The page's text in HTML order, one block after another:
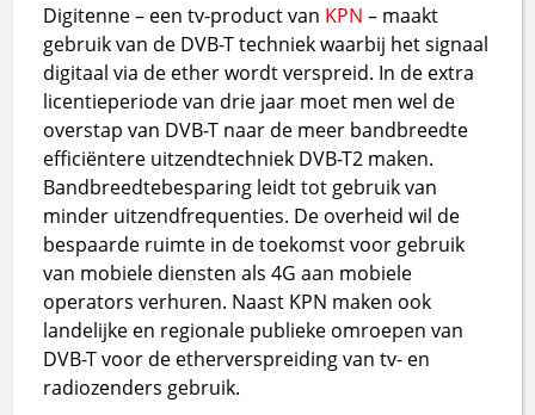
Digitenne – een tv-product van KPN – maakt
gebruik van de DVB-T techniek waarbij het signaal
digitaal via de ether wordt verspreid. In de extra
licentieperiode van drie jaar moet men wel de
overstap van DVB-T naar de meer bandbreedte
efficiëntere uitzendtechniek DVB-T2 maken.
Bandbreedtebesparing leidt tot gebruik van
minder uitzendfrequenties. De overheid wil de
bespaarde ruimte in de toekomst voor gebruik
van mobiele diensten als 4G aan mobiele
operators verhuren. Naast KPN maken ook
landelijke en regionale publieke omroepen van
DVB-T voor de etherverspreiding van tv- en
radiozenders gebruik.